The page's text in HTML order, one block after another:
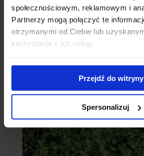
społecznościowym, reklamowym i
Partnerzy mogą połączyć te
otrzymanymi od Ciebie lub
korzystania z ich usług.
Przejdź do witryny
Spersonalizuj